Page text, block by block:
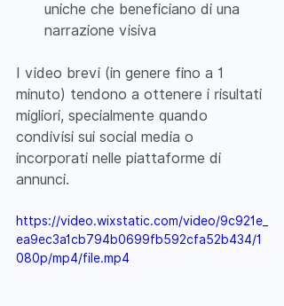
uniche che beneficiano di una
narrazione visiva
I video brevi (in genere fino a 1
minuto) tendono a ottenere i risultati
migliori, specialmente quando
condivisi sui social media o
incorporati nelle piattaforme di
annunci.
https://video.wixstatic.com/video/9c921e_
ea9ec3a1cb794b0699fb592cfa52b434/1
080p/mp4/file.mp4